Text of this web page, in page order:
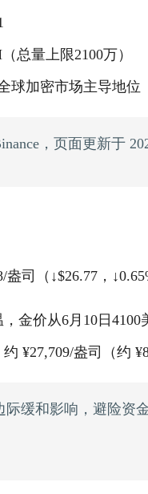
总量上限2100万）
球加密市场主导地位
，页面更新于
盎司（↓$26.77，
金价从6月10日4100
¥27,709/盎司（约
际缓和影响，避险资